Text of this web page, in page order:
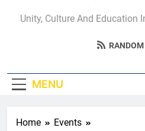
Ie: More Than a Blouse, a
Unity, Culture And Education
MENU
Home
Events